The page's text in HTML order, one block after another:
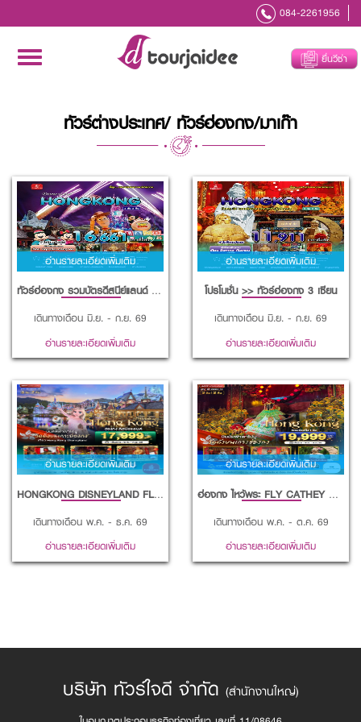
084-2261956
Toggle
ยื่นวีซ่า
ทัวร์ต่างประเทศ/ ทัวร์ฮ่องกง/มาเก๊า
อ่านรายละเอียดเพิ่มเติม
ทัวร์ฮ่องกง รวมบัตรดีสนีย์แลนด์ บิน EMIRATES
เดินทางเดือน มิ.ย. - ก.ย. 69
อ่านรายละเอียดเพิ่มเติม
อ่านรายละเอียดเพิ่มเติม
โปรโมชั่น >> ทัวร์ฮ่องกง 3 เซียน
เดินทางเดือน มิ.ย. - ก.ย. 69
อ่านรายละเอียดเพิ่มเติม
อ่านรายละเอียดเพิ่มเติม
HONGKONG DISNEYLAND FLY EMIRATES
เดินทางเดือน พ.ค. - ธ.ค. 69
อ่านรายละเอียดเพิ่มเติม
อ่านรายละเอียดเพิ่มเติม
ฮ่องกง ไหว้พระ FLY CATHEY PACIFIC
เดินทางเดือน พ.ค. - ต.ค. 69
อ่านรายละเอียดเพิ่มเติม
บริษัท ทัวร์ใจดี จำกัด (สำนักงานใหญ่)